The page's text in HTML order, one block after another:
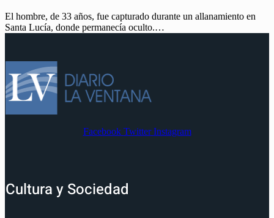
El hombre, de 33 años, fue capturado durante un allanamiento en
Santa Lucía, donde permanecía oculto.…
Facebook Twitter Instagram
Cultura y Sociedad